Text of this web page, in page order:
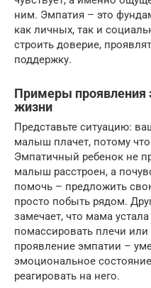
ним. Эмпатия – это
как личных, так и
строить доверие,
поддержку.
Примеры проявления
жизни
Представьте ситуацию:
малыш плачет, потому
Эмпатичный ребенок не
малыш расстроен, а
помочь – предложить
просто побыть рядом.
замечает, что мама
помассировать плечи
проявление эмпатии –
эмоциональное
реагировать на него.